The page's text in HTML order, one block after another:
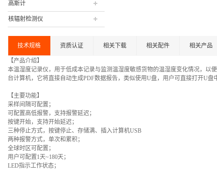
高斯计
核辐射检测仪
技术规格 资质认证 相关下载 相关配件 相关产品
【产品介绍】
本温湿度记录仪，用于低成本记录与监测温湿度敏感货物的温湿度变化情况，
台计算机，它将直接自动生成PDF数据报告，类似使用U盘，用户可直接打开U盘
【主要功能】
采样间隔可配置；
可配置高低报警，支持报警延迟；
按键开始，支持开始延迟；
三种停止方式，按键停止、存储满、插入计算机USB
两种报警方式，单次和累积；
全球时区可配置；
用户可配置1天~180天；
LED指示工作状态；